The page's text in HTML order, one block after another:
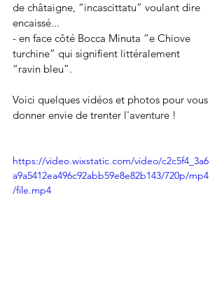
de châtaigne, “incascittatu” voulant dire
encaissé...
- en face côté Bocca Minuta “e Chiove
turchine” qui signifient littéralement
“ravin bleu”.
Voici quelques vidéos et photos pour vous
donner envie de trenter l'aventure !
https://video.wixstatic.com/video/c2c5f4_3a6
a9a5412ea496c92abb59e8e82b143/720p/mp4
/file.mp4